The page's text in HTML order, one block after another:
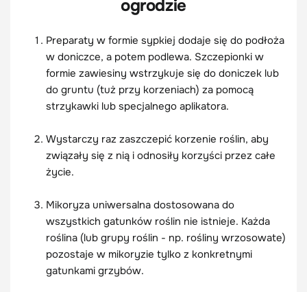
ogrodzie
Preparaty w formie sypkiej dodaje się do podłoża
w doniczce, a potem podlewa. Szczepionki w
formie zawiesiny wstrzykuje się do doniczek lub
do gruntu (tuż przy korzeniach) za pomocą
strzykawki lub specjalnego aplikatora.
Wystarczy raz zaszczepić korzenie roślin, aby
związały się z nią i odnosiły korzyści przez całe
życie.
Mikoryza uniwersalna dostosowana do
wszystkich gatunków roślin nie istnieje. Każda
roślina (lub grupy roślin - np. rośliny wrzosowate)
pozostaje w mikoryzie tylko z konkretnymi
gatunkami grzybów.